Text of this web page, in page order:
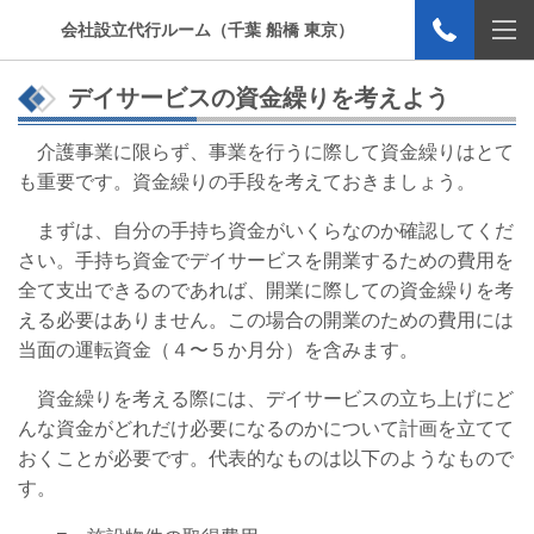
会社設立代行ルーム（千葉 船橋 東京）
デイサービスの資金繰りを考えよう
介護事業に限らず、事業を行うに際して資金繰りはとて
も重要です。資金繰りの手段を考えておきましょう。
まずは、自分の手持ち資金がいくらなのか確認してくだ
さい。手持ち資金でデイサービスを開業するための費用を
全て支出できるのであれば、開業に際しての資金繰りを考
える必要はありません。この場合の開業のための費用には
当面の運転資金（４〜５か月分）を含みます。
資金繰りを考える際には、デイサービスの立ち上げにど
んな資金がどれだけ必要になるのかについて計画を立てて
おくことが必要です。代表的なものは以下のようなもので
す。